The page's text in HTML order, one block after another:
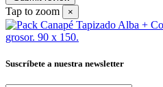
Tap to zoom ×
Suscríbete a nuestra newsletter